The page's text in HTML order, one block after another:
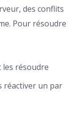
des conflits
Pour résoudre
résoudre
réactiver un par